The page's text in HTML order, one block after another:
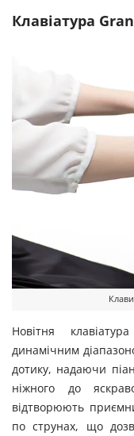
Клавіатура
Новітня
динамічним
дотику, надаючи
ніжного до
відтворюють
по струнах, що